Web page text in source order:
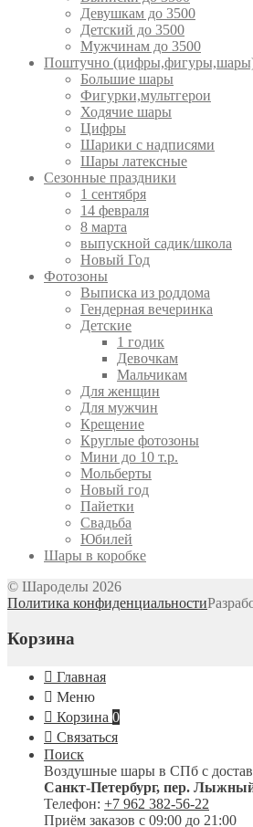
Девушкам до 3500
Детский до 3500
Мужчинам до 3500
Поштучно
Большие шары
Фигурки,мультгерои
Ходячие шары
Цифры
Шарики с надписями
Шары латексные
Сезонные праздники
1 сентября
14 февраля
8 марта
выпускной садик/школа
Новый Год
Фотозоны
Выписка из роддома
Гендерная вечеринка
Детские
1 годик
Девочкам
Мальчикам
Для женщин
Для мужчин
Крещение
Круглые фотозоны
Мини до 10 т.р.
Мольберты
Новый год
Пайетки
Свадьба
Юбилей
Шары в коробке
© Шароделы 2026
Политика конфиденциальности
Корзина
Главная
Меню
Корзина 0
Связаться
Поиск
Воздушные шары в СПб с
Санкт-Петербург, пер. Лыжный
Телефон: +7 962 382-56-22
Приём заказов с 09:00 до 21:00